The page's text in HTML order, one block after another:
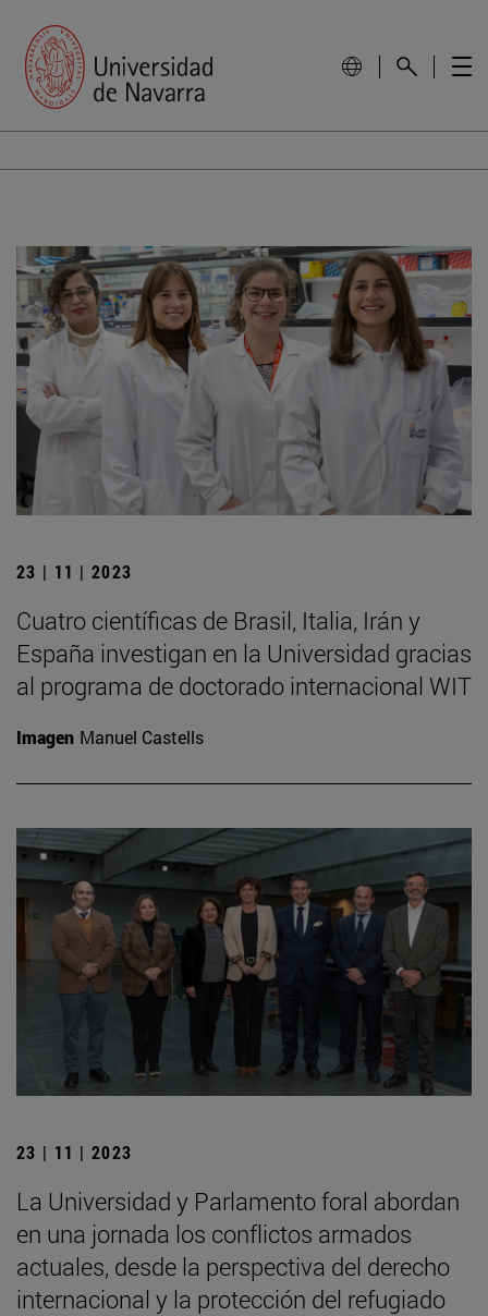
23 | 11 | 2023
Cuatro científicas de Brasil, Italia, Irán y
España investigan en la Universidad gracias
al programa de doctorado internacional WIT
Imagen Manuel Castells
23 | 11 | 2023
La Universidad y Parlamento foral abordan
en una jornada los conflictos armados
actuales, desde la perspectiva del derecho
internacional y la protección del refugiado